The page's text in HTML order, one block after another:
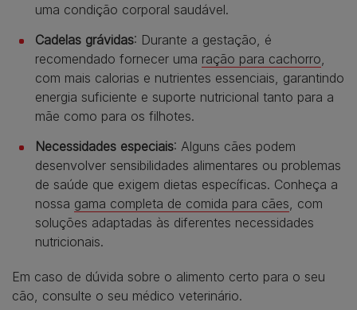
uma condição corporal saudável.
Cadelas grávidas: Durante a gestação, é
recomendado fornecer uma ração para cachorro
com mais calorias e nutrientes essenciais, garantindo
energia suficiente e suporte nutricional tanto para a
mãe como para os filhotes.
Necessidades especiais: Alguns cães podem
desenvolver sensibilidades alimentares ou problemas
de saúde que exigem dietas específicas. Conheça a
nossa gama completa de comida para cães , com
soluções adaptadas às diferentes necessidades
nutricionais.
Em caso de dúvida sobre o alimento certo para o seu
cão, consulte o seu médico veterinário.